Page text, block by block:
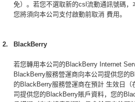
免）。若您不選取新的csl流動通訊號碼
您將須向本公司支付啟動前取消 費用。
2. BlackBerry
若您轉用本公司的BlackBerry Internet
BlackBerry服務營運商向本公司提供您的
的BlackBerry服務營運商在預計 生效日
司提供您的BlackBerry賬戶資料，您的